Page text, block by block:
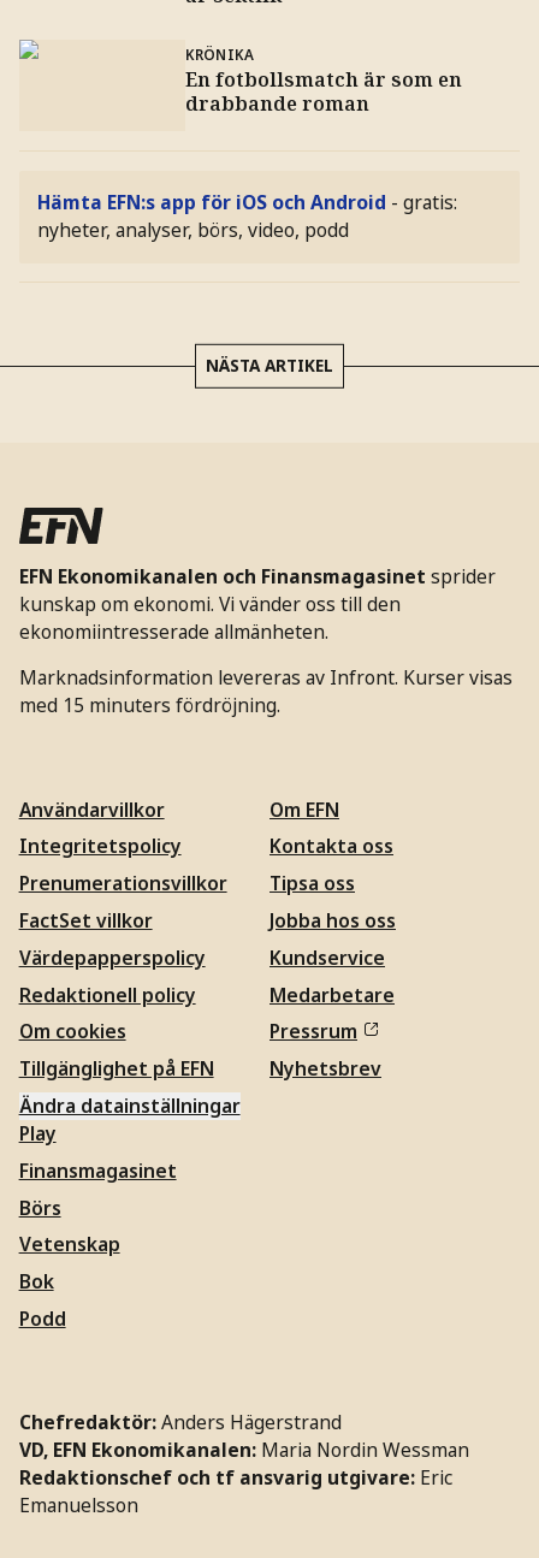
KRÖNIKA
En fotbollsmatch är som en
drabbande roman
Hämta EFN:s app för iOS och Android - gratis:
nyheter, analyser, börs, video, podd
NÄSTA ARTIKEL
EFN Ekonomikanalen och Finansmagasinet sprider
kunskap om ekonomi. Vi vänder oss till den
ekonomiintresserade allmänheten.
Marknadsinformation levereras av Infront. Kurser visas
med 15 minuters fördröjning.
Användarvillkor
Integritetspolicy
Prenumerationsvillkor
FactSet villkor
Värdepapperspolicy
Redaktionell policy
Om cookies
Tillgänglighet på EFN
Ändra datainställningar
Om EFN
Kontakta oss
Tipsa oss
Jobba hos oss
Kundservice
Medarbetare
Pressrum
Nyhetsbrev
Play
Finansmagasinet
Börs
Vetenskap
Bok
Podd
Chefredaktör:Anders Hägerstrand
VD, EFN Ekonomikanalen: Maria Nordin Wessman
Redaktionschef och tf ansvarig utgivare: Eric
Emanuelsson